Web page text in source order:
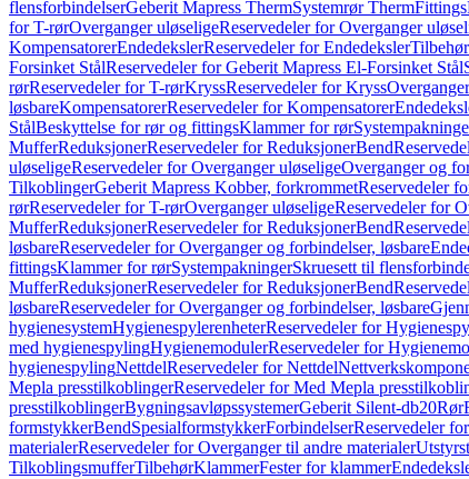
flensforbindelserGeberit Mapress ThermSystemrør ThermFittings
for T-rørOverganger uløseligeReservedeler for Overganger
KompensatorerEndedekslerReservedeler for Endedeksler
Forsinket StålReservedeler for Geberit Mapress El-Forsinket Stål
rørReservedeler for T-rørKryssReservedeler for Kryss
løsbareKompensatorerReservedeler for Kompensatorer
StålBeskyttelse for rør og fittingsKlammer for rør
MufferReduksjonerReservedeler for ReduksjonerBend
uløseligeReservedeler for Overganger uløseligeOverganger og
TilkoblingerGeberit Mapress Kobber, forkrommetReservedeler
rørReservedeler for T-rørOverganger uløseligeReservedeler for
MufferReduksjonerReservedeler for ReduksjonerBend
løsbareReservedeler for Overganger og forbindelser, løsbare
fittingsKlammer for rørSystempakningerSkruesett til
MufferReduksjonerReservedeler for ReduksjonerBend
løsbareReservedeler for Overganger og forbindelser, løsbare
hygienesystemHygienespylerenheterReservedeler for
med hygienespylingHygienemodulerReservedeler for
hygienespylingNettdelReservedeler for Nettdel
Mepla presstilkoblingerReservedeler for Med Mepla
presstilkoblingerBygningsavløpssystemerGeberit Silent-db20Rør
formstykkerBendSpesialformstykkerForbindelserReservedeler
materialerReservedeler for Overganger til andre materialer
TilkoblingsmufferTilbehørKlammerFester for klammer